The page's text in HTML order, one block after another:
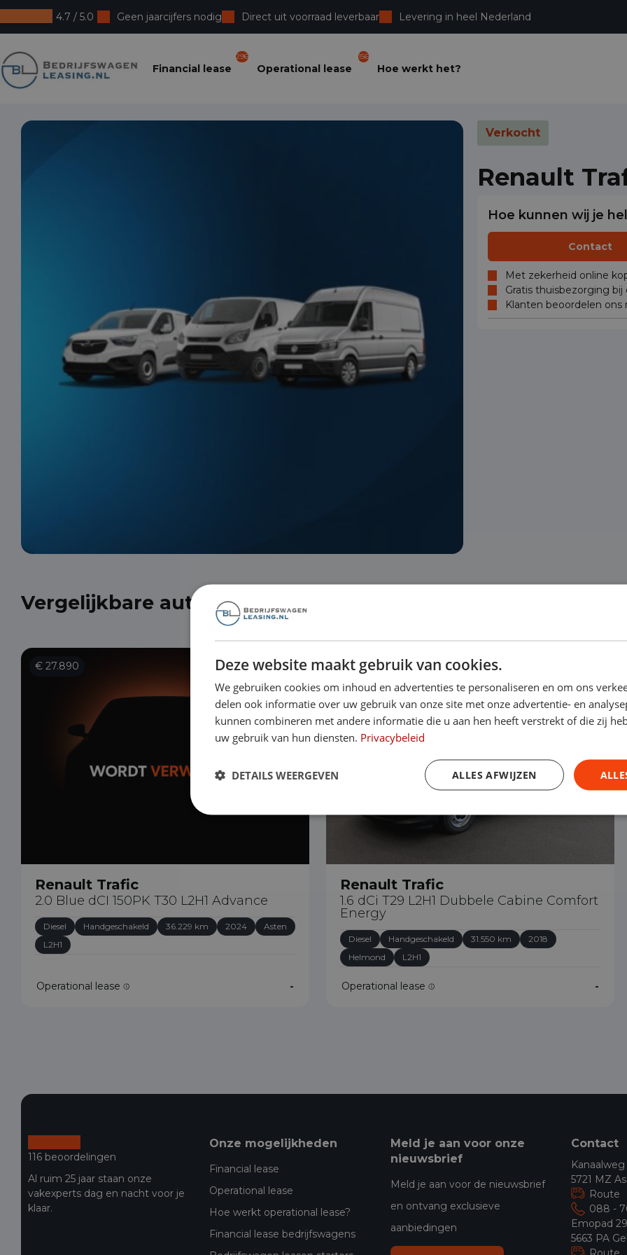
4.7 / 5.0 Geen jaarcijfers nodig Direct uit voorraad leverbaar Levering in heel Nederland
Bedrijfswagenleasing
Financial lease
296
Operational lease
156
Hoe werkt het?
Verkocht
Renault
Hoe kunnen wij je
Contact
Met zekerheid online
Gratis thuisbezorging bij
Klanten beoordelen
Vergelijkbare auto's uit onze voorraad
€ 27.890
Renault Trafic
2.0 Blue dCI 150PK T30 L2H1 Advance
Diesel Handgeschakeld 36.229 km 2024
Asten
L2H1
Operational lease -
€ 18.500
Renault Trafic
1.6 dCi T29 L2H1 Dubbele Cabine Comfort
Energy
Diesel Handgeschakeld 31.550 km
2018
Helmond
L2H1
Operational lease -
116 beoordelingen
Al ruim 25 jaar staan onze
vakexperts dag en nacht voor je
klaar.
Onze mogelijkheden
Financial lease
Operational lease
Hoe werkt operational lease?
Financial lease bedrijfswagens
Meld je aan voor onze
nieuwsbrief
Meld je aan voor de nieuwsbrief
en ontvang exclusieve
aanbiedingen
Contact
5721 MZ
Route
088 -
Emopad
5663 PA
Deze website maakt gebruik van cookies.
We gebruiken cookies om inhoud en advertenties te personaliseren en om ons
delen ook informatie over uw gebruik van onze site met onze advertentie- en
kunnen combineren met andere informatie die u aan hen heeft verstrekt of die zij
uw gebruik van hun diensten. Privacybeleid
ALLES AFWIJZEN
DETAILS WEERGEVEN